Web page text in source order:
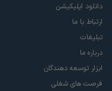
دانلود اپلیکیشن
ارتباط با ما
تبلیغات
درباره ما
ابزار توسعه دهندگان
فرصت های شغلی